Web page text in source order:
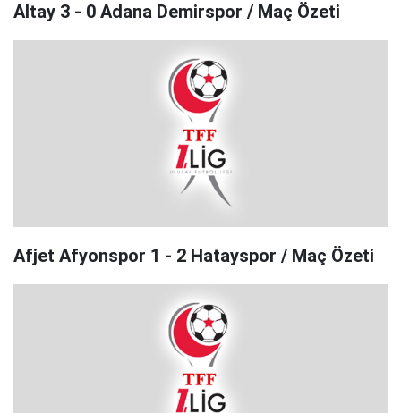
Altay 3 - 0 Adana Demirspor / Maç Özeti
Afjet Afyonspor 1 - 2 Hatayspor / Maç Özeti